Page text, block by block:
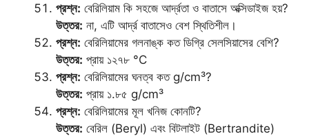
প্রশ্ন: বেরিলিয়াম কি সহজে আর্দ্রতা ও বাতাসে অক্সিডাইজ হয়?
উত্তর: না, এটি আর্দ্র বাতাসেও বেশ স্থিতিশীল।
প্রশ্ন: বেরিলিয়ামের গলনাঙ্ক কত ডিগ্রি সেলসিয়াসের বেশি?
উত্তর: প্রায় ১২৭৮ °C
প্রশ্ন: বেরিলিয়ামের ঘনত্ব কত g/cm³?
উত্তর: প্রায় ১.৮৫ g/cm³
প্রশ্ন: বেরিলিয়ামের মূল খনিজ কোনটি?
উত্তর: বেরিল (Beryl) এবং বিটলাইট (Bertrandite)